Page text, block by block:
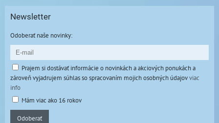
Newsletter
Odoberať naše novinky:
Prajem si dostávať informácie o novinkách a akciových ponukách a
zároveň vyjadrujem súhlas so spracovaním mojich osobných údajovviac
info
Mám viac ako 16 rokov
Odoberať